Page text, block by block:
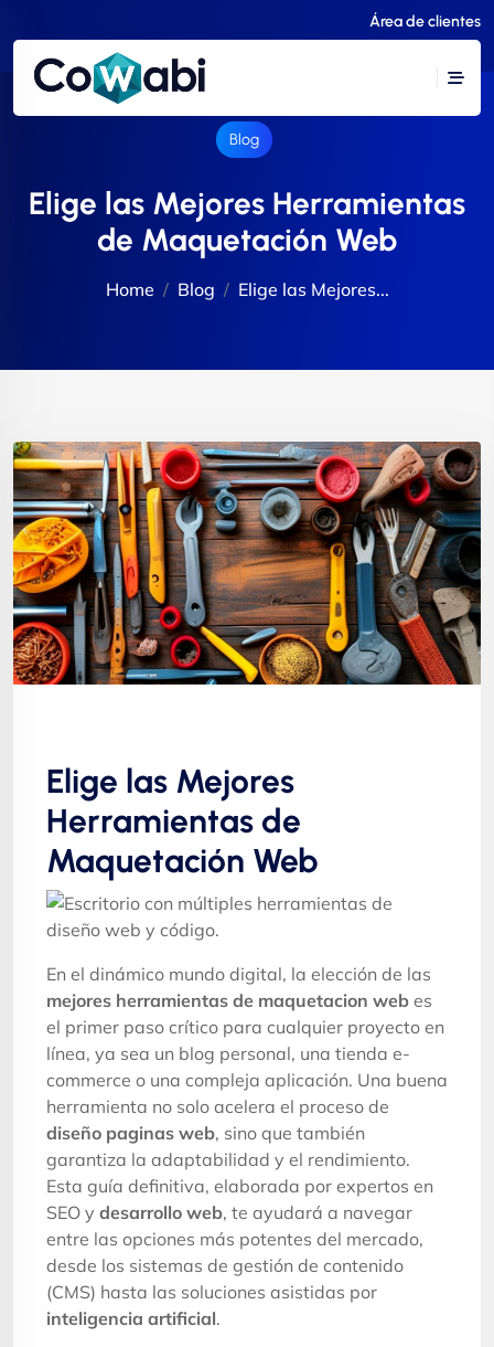
Área de clientes
Blog
Elige las Mejores Herramientas
de Maquetación Web
Home Blog Elige las Mejores...
Elige las Mejores
Herramientas de
Maquetación Web
En el dinámico mundo digital, la elección de las
mejores herramientas de maquetacion web es
el primer paso crítico para cualquier proyecto en
línea, ya sea un blog personal, una tienda e-
commerce o una compleja aplicación. Una buena
herramienta no solo acelera el proceso de
diseño paginas web, sino que también
garantiza la adaptabilidad y el rendimiento.
Esta guía definitiva, elaborada por expertos en
SEO y desarrollo web, te ayudará a navegar
entre las opciones más potentes del mercado,
desde los sistemas de gestión de contenido
(CMS) hasta las soluciones asistidas por
inteligencia artificial.